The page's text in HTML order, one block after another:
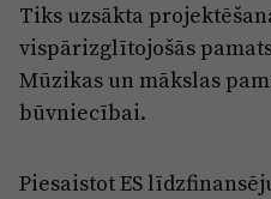
Tiks uzsākta
vispārizglītojošās
Mūzikas un mākslas
būvniecībai.
Piesaistot ES